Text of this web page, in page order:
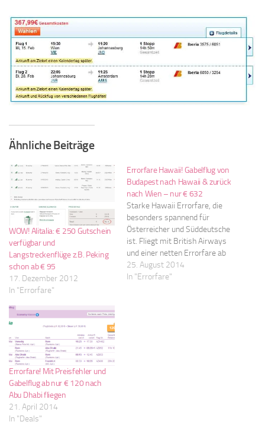
Ähnliche Beiträge
WOW! Alitalia: € 250 Gutschein
verfügbar und
Langstreckenflüge z.B. Peking
schon ab € 95
17. Dezember 2012
In "Errorfare"
Errorfare Hawaii! Gabelflug von
Budapest nach Hawaii & zurück
nach Wien – nur € 632
Starke Hawaii Errorfare, die
besonders spannend für
Österreicher und Süddeutsche
ist. Fliegt mit British Airways
und einer netten Errorfare ab
nur € 632 nach Hawaii. Los
gehts ab Budapest und zurück
25. August 2014
In "Errorfare"
Errorfare! Mit Preisfehler und
Gabelflug ab nur € 120 nach
Abu Dhabi fliegen
21. April 2014
In "Deals"